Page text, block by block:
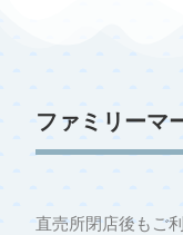
ファミリーマ
直売所閉店後もご